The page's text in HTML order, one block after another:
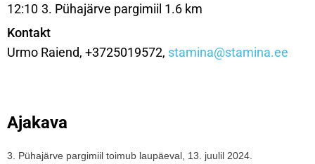
12:10 3. Pühajärve pargimiil 1.6 km
Kontakt
Urmo Raiend, +3725019572, stamina@stamina.ee
Ajakava
3. Pühajärve pargimiil toimub laupäeval, 13. juulil 2024.